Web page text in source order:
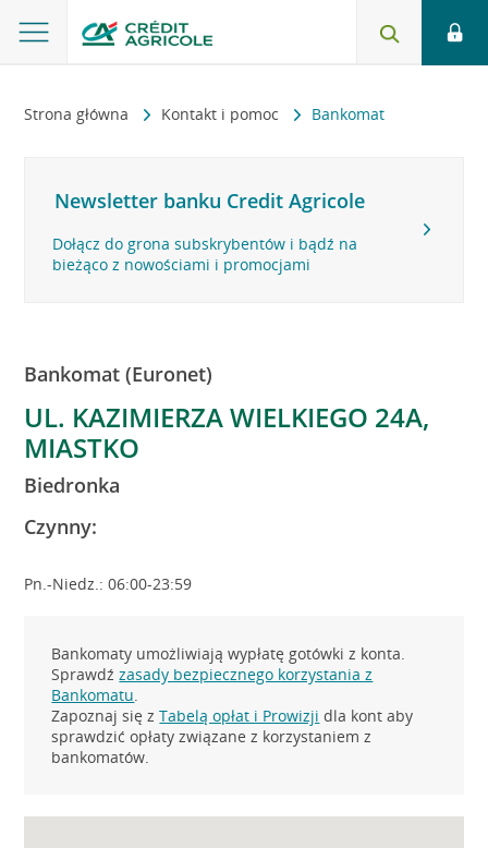
Strona główna Kontakt i pomoc Bankomat
Newsletter banku Credit Agricole
Dołącz do grona subskrybentów i bądź na
bieżąco z nowościami i promocjami
Bankomat (Euronet)
UL. KAZIMIERZA WIELKIEGO 24A,
MIASTKO
Biedronka
Czynny:
Pn.-Niedz.: 06:00-23:59
Bankomaty umożliwiają wypłatę gotówki z konta.
Sprawdźzasady bezpiecznego korzystania z
Bankomatu.
Zapoznaj się zTabelą opłat i Prowizji dla kont aby
sprawdzić opłaty związane z korzystaniem z
bankomatów.